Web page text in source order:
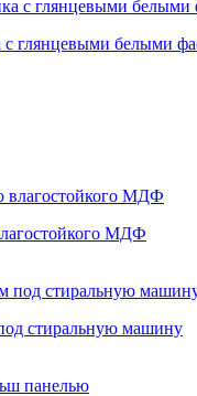
с глянцевыми белыми
МДФ
стиральную машину